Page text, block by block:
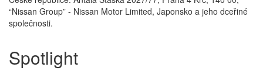
“Nissan Group” - Nissan Motor Limited, Japonsko a jeho dceřiné
společnosti.
Spotlight